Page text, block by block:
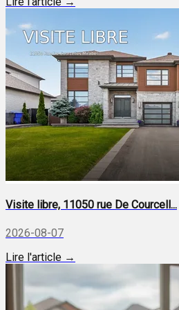
Visite libre, 11050 rue De Courcell...
2026-08-07
Lire l'article →